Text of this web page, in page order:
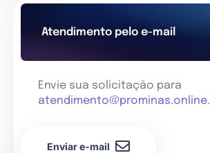
Atendimento pelo e-mail
Envie sua solicitação para
atendimento@prominas.online.
Enviar e-mail